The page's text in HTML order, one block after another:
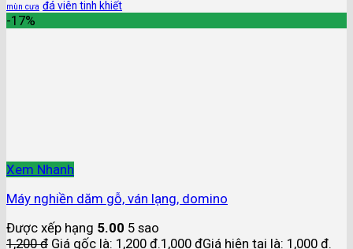
mùn cưa đá viên tinh khiết
-17%
Xem Nhanh
Máy nghiền dăm gỗ, ván lạng, domino
Được xếp hạng 5.00 5 sao
1,200₫ Giá gốc là: 1,200 ₫.1,000 ₫Giá hiện tại là: 1,000 ₫.